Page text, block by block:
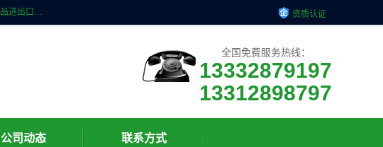
广州维圣橄榄油有限公司成立于2013年，注册地位于广州市白云区。经营范围包括饲料原料销售;畜牧渔业饲料销售;化妆品批发;贸易经纪;食品进出口等，主要产品有：橄榄果渣油，橄榄油，纯橄榄油等。 资质认证
全国免费服务热线：
13332879197
13312898797
公司动态 联系方式